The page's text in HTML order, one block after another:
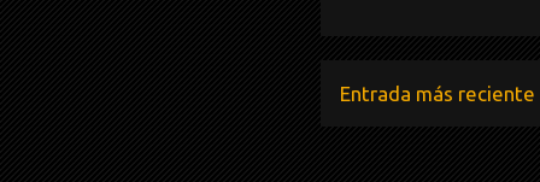
Entrada más reciente